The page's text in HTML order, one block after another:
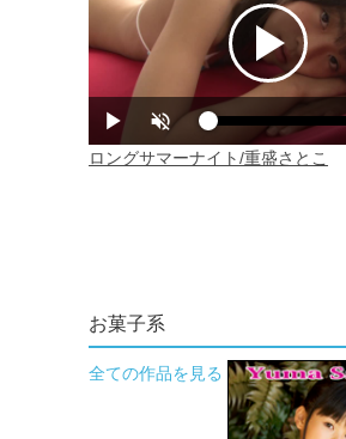
お菓子系
全ての作品を見る